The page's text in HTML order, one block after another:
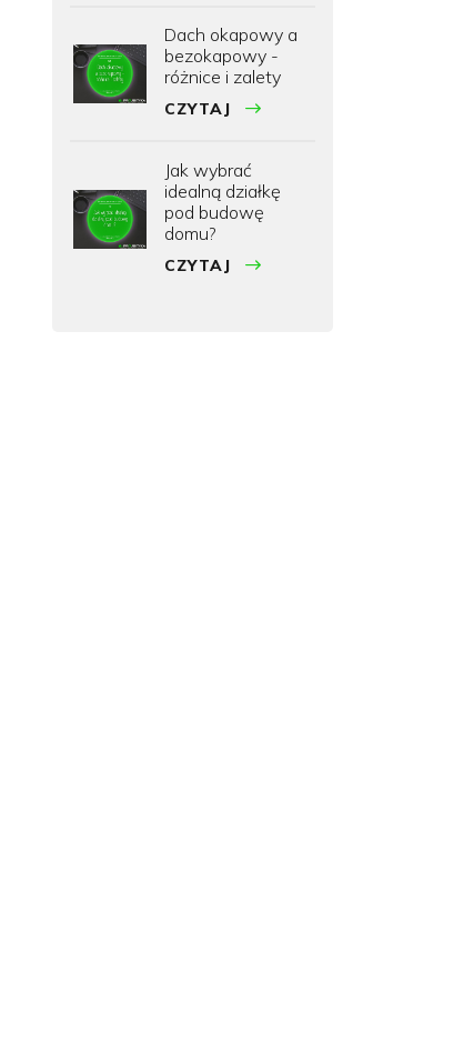
Dach okapowy a
bezokapowy -
różnice i zalety
CZYTAJ
Jak wybrać
idealną działkę
pod budowę
domu?
CZYTAJ